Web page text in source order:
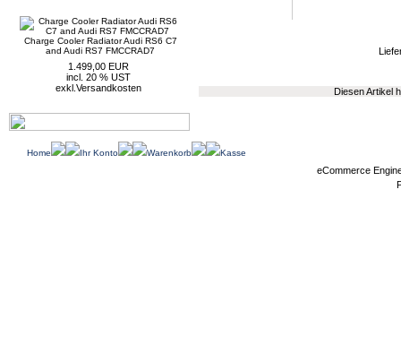
Charge Cooler Radiator Audi RS6 C7
and Audi RS7 FMCCRAD7
1.499,00 EUR
incl. 20 % UST
exkl. Versandkosten Diesen Artikel
Home Ihr Konto Warenkorb Kasse
eCommerce